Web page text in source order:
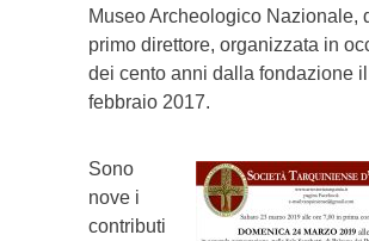
Museo Archeologico Nazionale,
primo direttore, organizzata in
dei cento anni dalla fondazione
febbraio 2017.
Sono
nove i
contributi